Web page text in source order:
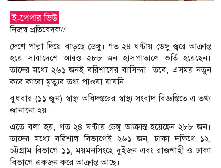
নিজস্ব প্রতিবেদক//
দেশে পাল্লা দিয়ে বাড়ছে ডেঙ্গু। গত ২৪ ঘণ্টায় ডেঙ্গু জ্বরে আক্রান্ত
হয়ে সারাদেশে আরও ২৮৮ জন হাসপাতালে ভর্তি হয়েছেন।
তাদের মধ্যে ২৬১ জনই বরিশালের বাসিন্দা। তবে, এসময় নতুন
করে কারো মৃত্যুর তথ্য পাওয়া যায়নি।
বুধবার (১১ জুন) স্বাস্থ্য অধিদপ্তরের স্বাস্থ্য সংবাদ বিজ্ঞপ্তিতে এ তথ্য
জানানো হয়।
এতে বলা হয়, গত ২৪ ঘণ্টায় ডেঙ্গু আক্রান্ত হয়েছেন ২৮৮ জন।
তাদের মধ্যে বরিশাল বিভাগেই ২৬১ জন, ঢাকা দক্ষিণে ১২,
চট্টগ্রাম বিভাগে ১১, ময়মনসিংহে দুইজন এবং রাজশাহী ও ঢাকা
বিভাগে একজন করে আক্রান্ত আছে।